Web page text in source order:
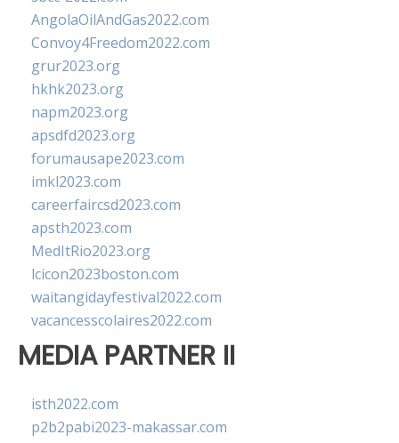
AngolaOilAndGas2022.com
Convoy4Freedom2022.com
grur2023.org
hkhk2023.org
napm2023.org
apsdfd2023.org
forumausape2023.com
imkl2023.com
careerfaircsd2023.com
apsth2023.com
MedItRio2023.org
lcicon2023boston.com
waitangidayfestival2022.com
vacancesscolaires2022.com
MEDIA PARTNER II
isth2022.com
p2b2pabi2023-makassar.com